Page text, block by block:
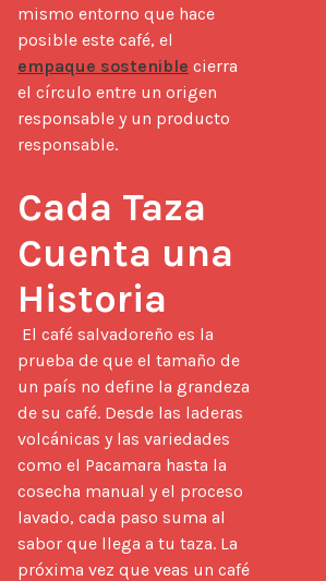
mismo entorno que hace
empaque sostenible cierra
el círculo entre un origen
responsable y un producto
responsable.
Cada Taza
Cuenta una
Historia
prueba de que el tamaño de
un país no define la grandeza
de su café. Desde las laderas
volcánicas y las variedades
como el Pacamara hasta la
cosecha manual y el proceso
lavado, cada paso suma al
sabor que llega a tu taza. La
próxima vez que veas un café